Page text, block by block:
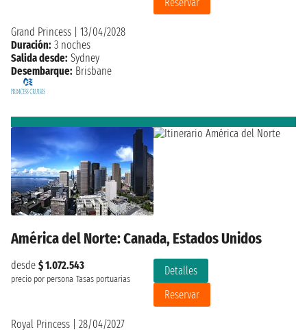
Grand Princess
13/04/2028
Duración: 3 noches
Salida desde: Sydney
Desembarque: Brisbane
América del Norte: Canada, Estados Unidos
desde $ 1.072.543
precio por persona Tasas portuarias
Detalles
Reservar
Royal Princess 28/04/2027